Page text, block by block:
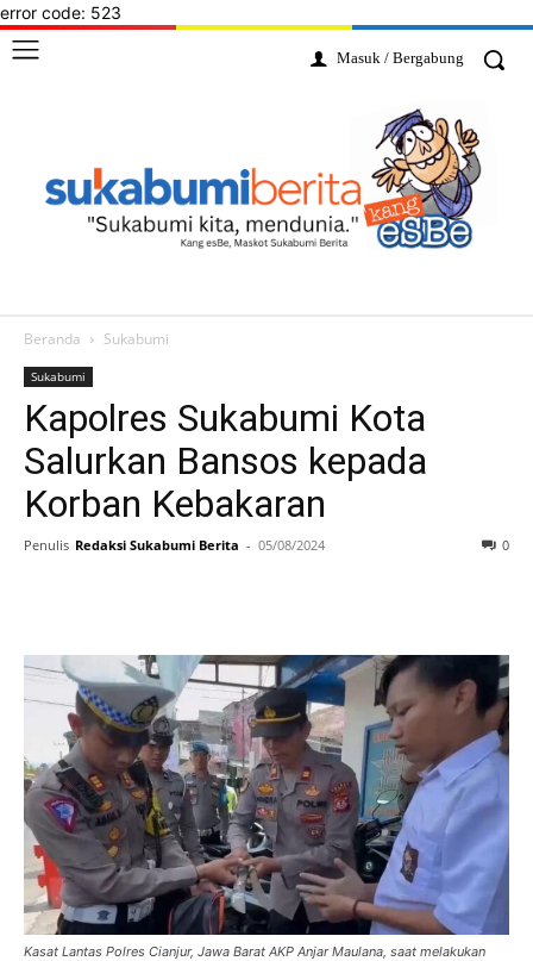
error code: 523
Masuk / Bergabung
Beranda Sukabumi
Sukabumi
Kapolres Sukabumi Kota
Salurkan Bansos kepada
Korban Kebakaran
Penulis Redaksi Sukabumi Berita - 05/08/2024 0
Kasat Lantas Polres Cianjur, Jawa Barat AKP Anjar Maulana, saat melakukan